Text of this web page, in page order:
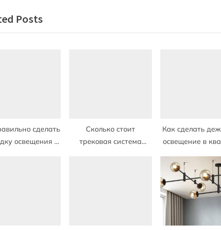
P
Posts
сделать
освещения в
Сколько стоит
трековая система
Как сделать
освещение в